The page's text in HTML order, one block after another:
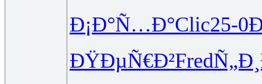
Ð¡Ð°Ñ…Ð°Clic25-0
ÐŸÐµÑ€Ð²Fred